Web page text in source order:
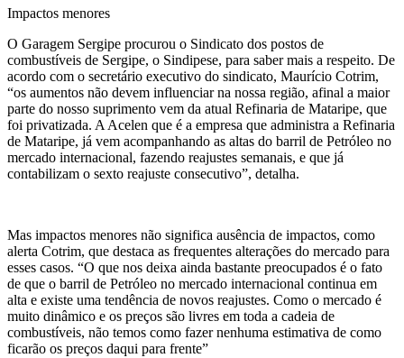
Impactos menores
O Garagem Sergipe procurou o Sindicato dos postos de
combustíveis de Sergipe, o Sindipese, para saber mais a respeito. De
acordo com o secretário executivo do sindicato, Maurício Cotrim,
“os aumentos não devem influenciar na nossa região, afinal a maior
parte do nosso suprimento vem da atual Refinaria de Mataripe, que
foi privatizada. A Acelen que é a empresa que administra a Refinaria
de Mataripe, já vem acompanhando as altas do barril de Petróleo no
mercado internacional, fazendo reajustes semanais, e que já
contabilizam o sexto reajuste consecutivo”, detalha.
Mas impactos menores não significa ausência de impactos, como
alerta Cotrim, que destaca as frequentes alterações do mercado para
esses casos. “O que nos deixa ainda bastante preocupados é o fato
de que o barril de Petróleo no mercado internacional continua em
alta e existe uma tendência de novos reajustes. Como o mercado é
muito dinâmico e os preços são livres em toda a cadeia de
combustíveis, não temos como fazer nenhuma estimativa de como
ficarão os preços daqui para frente”